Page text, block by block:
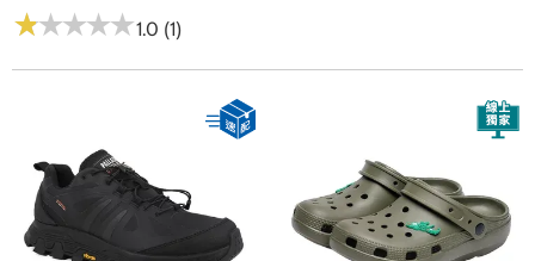
★★★★★
★★★★★1.0 (1)